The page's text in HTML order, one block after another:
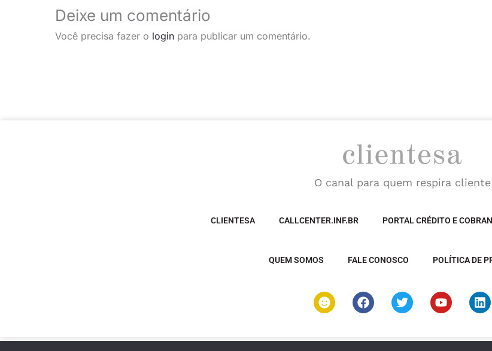
Deixe um comentário
Você precisa fazer o login para publicar um comentário.
O canal para quem respira cliente
CLIENTESA CALLCENTER.INF.BR PORTAL CRÉDITO E
QUEM SOMOS FALE CONOSCO POLÍTICA DE
S
m
e
F
a
b
T
w
t
Y
o
u
L
i
e